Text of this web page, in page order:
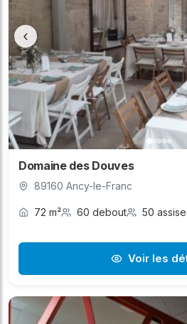
‹
Domaine des Douves
89160 Ancy-le-Franc
72 m² 60 debout 50
Voir les